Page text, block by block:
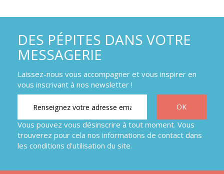
DES PÉPITES DANS VOTRE
MESSAGERIE
Laissez-nous vous accompagner et vous inspirer en
vous inscrivant à nos newsletter !
Vous pouvez vous désinscrire à tout moment. Vous
trouverez pour cela nos informations de contact dans
les conditions d'utilisation du site.